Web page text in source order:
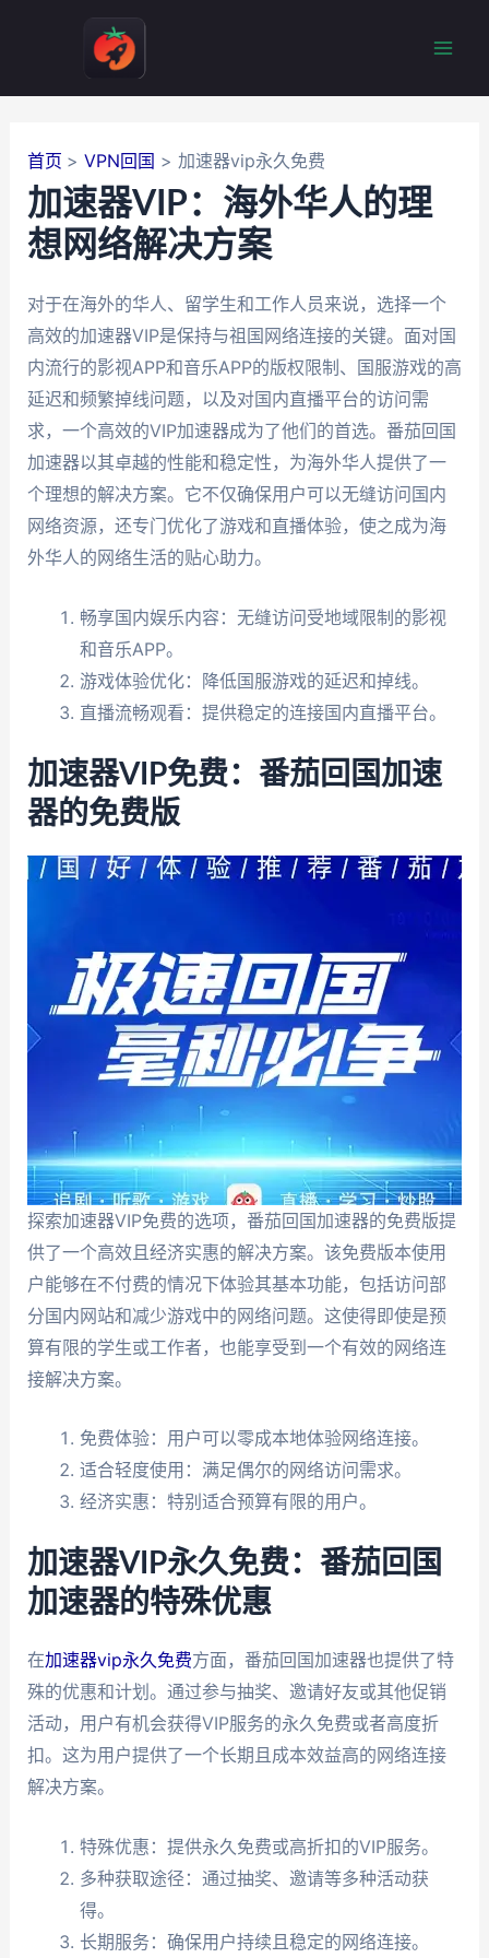
首页 VPN回国 加速器vip永久免费
加速器VIP：海外华人的理
想网络解决方案
对于在海外的华人、留学生和工作人员来说，选择一个
高效的加速器VIP是保持与祖国网络连接的关键。面对国
内流行的影视APP和音乐APP的版权限制、国服游戏的高
延迟和频繁掉线问题，以及对国内直播平台的访问需
求，一个高效的VIP加速器成为了他们的首选。番茄回国
加速器以其卓越的性能和稳定性，为海外华人提供了一
个理想的解决方案。它不仅确保用户可以无缝访问国内
网络资源，还专门优化了游戏和直播体验，使之成为海
外华人的网络生活的贴心助力。
畅享国内娱乐内容：无缝访问受地域限制的影视
和音乐APP。
游戏体验优化：降低国服游戏的延迟和掉线。
直播流畅观看：提供稳定的连接国内直播平台。
加速器VIP免费：番茄回国加速
器的免费版
探索加速器VIP免费的选项，番茄回国加速器的免费版提
供了一个高效且经济实惠的解决方案。该免费版本使用
户能够在不付费的情况下体验其基本功能，包括访问部
分国内网站和减少游戏中的网络问题。这使得即使是预
算有限的学生或工作者，也能享受到一个有效的网络连
接解决方案。
免费体验：用户可以零成本地体验网络连接。
适合轻度使用：满足偶尔的网络访问需求。
经济实惠：特别适合预算有限的用户。
加速器VIP永久免费：番茄回国
加速器的特殊优惠
在加速器vip永久免费方面，番茄回国加速器也提供了特
殊的优惠和计划。通过参与抽奖、邀请好友或其他促销
活动，用户有机会获得VIP服务的永久免费或者高度折
扣。这为用户提供了一个长期且成本效益高的网络连接
解决方案。
特殊优惠：提供永久免费或高折扣的VIP服务。
多种获取途径：通过抽奖、邀请等多种活动获
得。
长期服务：确保用户持续且稳定的网络连接。